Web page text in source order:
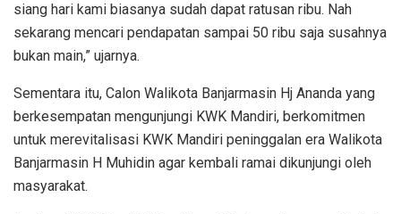
siang hari kami biasanya sudah dapat ratusan ribu. Nah
sekarang mencari pendapatan sampai 50 ribu saja susahnya
bukan main,” ujarnya.
Sementara itu, Calon Walikota Banjarmasin Hj Ananda yang
berkesempatan mengunjungi KWK Mandiri, berkomitmen
untuk merevitalisasi KWK Mandiri peninggalan era Walikota
Banjarmasin H Muhidin agar kembali ramai dikunjungi oleh
masyarakat.